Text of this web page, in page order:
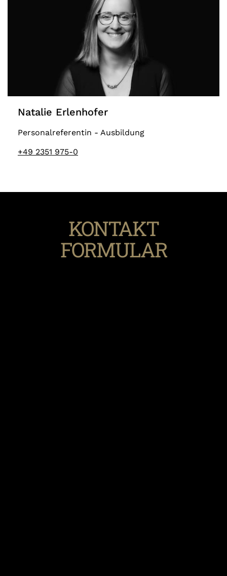
Natalie Erlenhofer
Personalreferentin - Ausbildung
+49 2351 975-0
KONTAKT
FORMULAR